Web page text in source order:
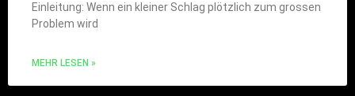
Einleitung: Wenn ein kleiner Schlag plötzlich zum grossen
Problem wird
MEHR LESEN »